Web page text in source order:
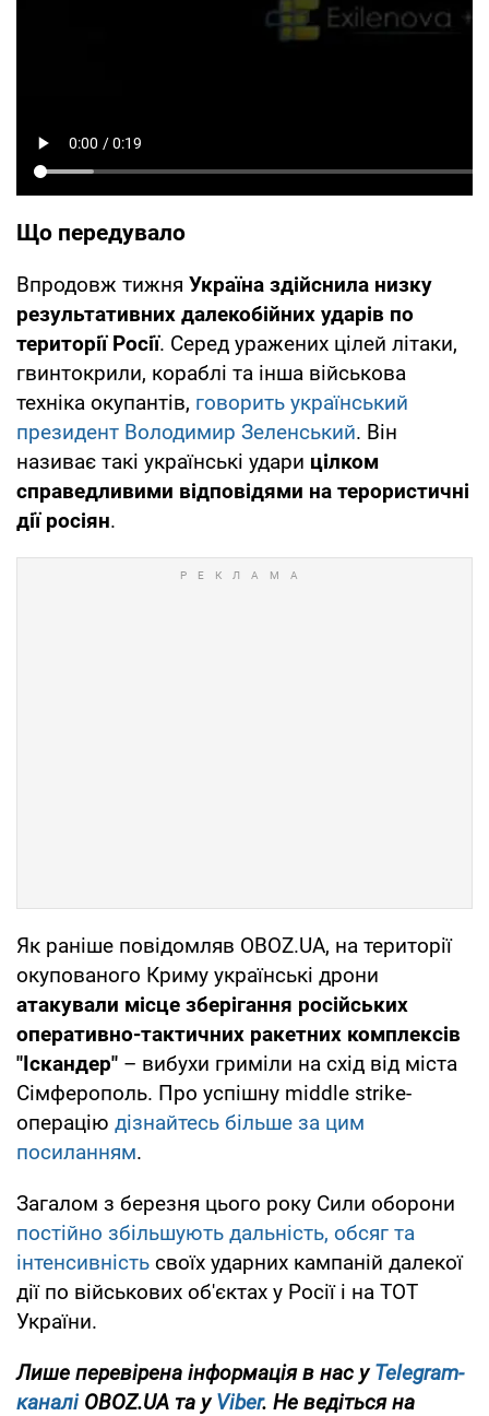
Що передувало
Впродовж тижня Україна здійснила низку
результативних далекобійних ударів по
території Росії. Серед уражених цілей літаки,
гвинтокрили, кораблі та інша військова
техніка окупантів, говорить український
президент Володимир Зеленський. Він
називає такі українські удари цілком
справедливими відповідями на терористичні
дії росіян.
Як раніше повідомляв OBOZ.UA, на території
окупованого Криму українські дрони
атакували місце зберігання російських
оперативно-тактичних ракетних комплексів
"Іскандер" – вибухи гриміли на схід від міста
Сімферополь. Про успішну middle strike-
операцію дізнайтесь більше за цим
посиланням.
Загалом з березня цього року Сили оборони
постійно збільшують дальність, обсяг та
інтенсивність своїх ударних кампаній далекої
дії по військових об'єктах у Росії і на ТОТ
України.
Лише перевірена інформація в нас уTelegram-
каналіOBOZ.UA та уViber. Не ведіться на